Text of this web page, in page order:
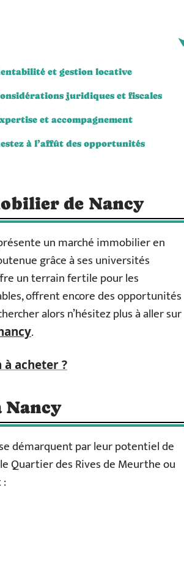
et gestion locative
juridiques et fiscales
et accompagnement
à l’affût des opportunités
de Nancy
un marché immobilier en
grâce à ses universités
un terrain fertile pour les
offrent encore des opportunités
alors n’hésitez plus à aller sur
.
acheter ?
Nancy
démarquent par leur potentiel de
Quartier des Rives de Meurthe ou
: